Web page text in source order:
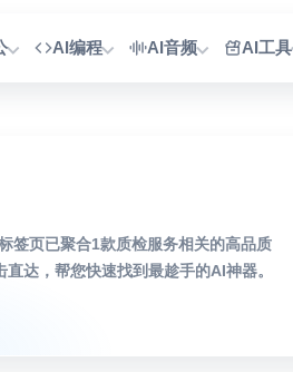
AI编程 AI音频 AI工具
签页已聚合1款质检服务相关的高品质
达，帮您快速找到最趁手的AI神器。